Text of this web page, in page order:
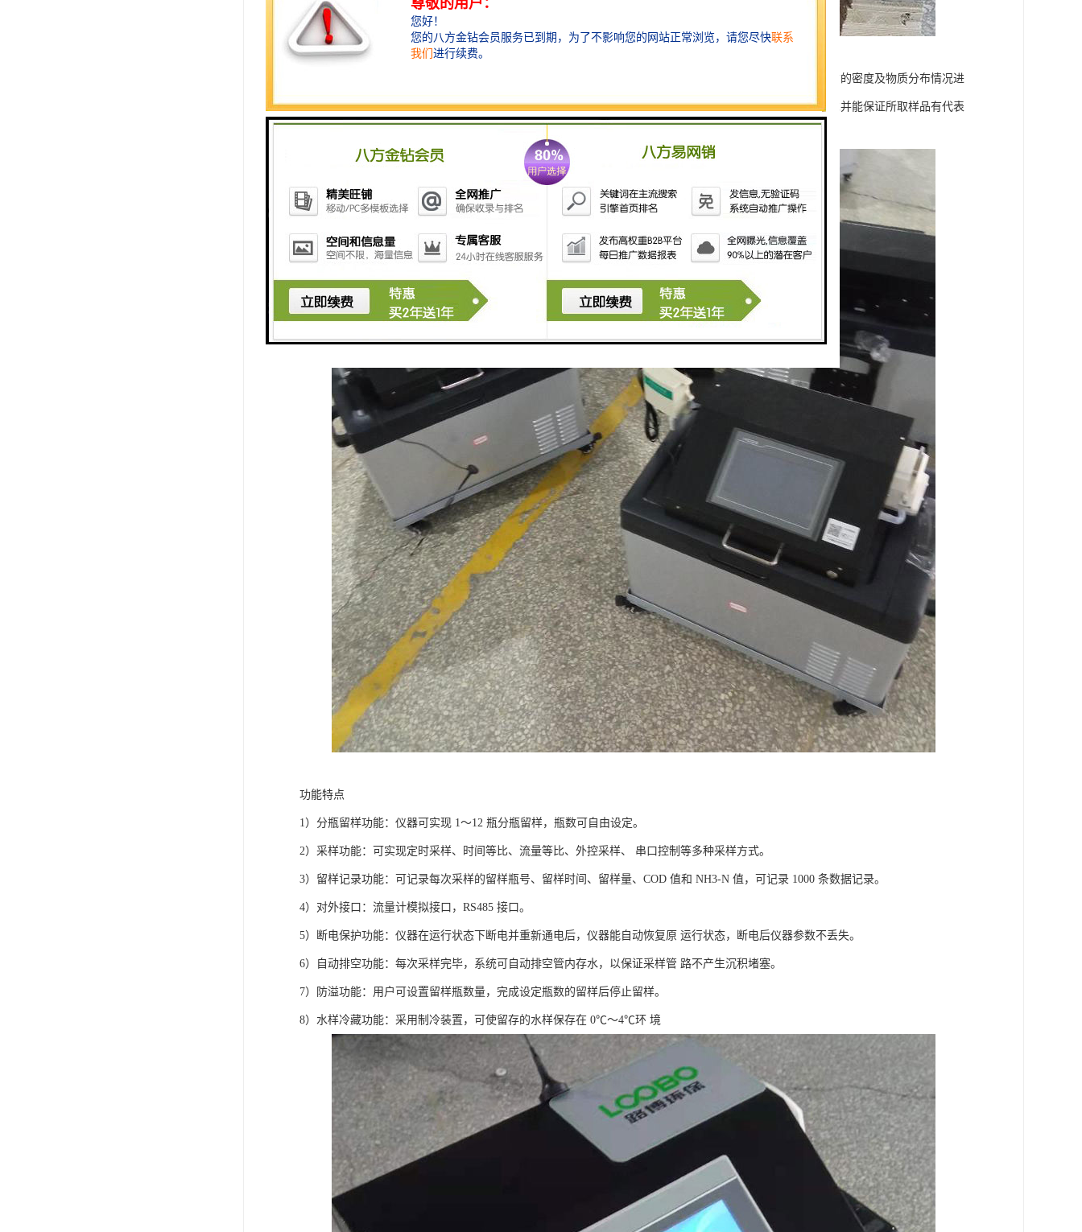
在进行水质检测前，检测人员需合理选择布局监测取样点，细致侦查水源地，并对水源地所在位置、不同物质的密度及物质分布情况进
行汇计，以便根据统计数据来选择的取样位置，水质监测取样点的设置需考虑多方面因素，且需符合技术要求并能保证所取样品有代表
功能特点
1）分瓶留样功能：仪器可实现 1～12 瓶分瓶留样，瓶数可自由设定。
2）采样功能：可实现定时采样、时间等比、流量等比、外控采样、 串口控制等多种采样方式。
3）留样记录功能：可记录每次采样的留样瓶号、留样时间、留样量、COD 值和 NH3-N 值，可记录 1000 条数据记录。
4）对外接口：流量计模拟接口，RS485 接口。
5）断电保护功能：仪器在运行状态下断电并重新通电后，仪器能自动恢复原 运行状态，断电后仪器参数不丢失。
6）自动排空功能：每次采样完毕，系统可自动排空管内存水，以保证采样管 路不产生沉积堵塞。
7）防溢功能：用户可设置留样瓶数量，完成设定瓶数的留样后停止留样。
8）水样冷藏功能：采用制冷装置，可使留存的水样保存在 0℃～4℃环 境